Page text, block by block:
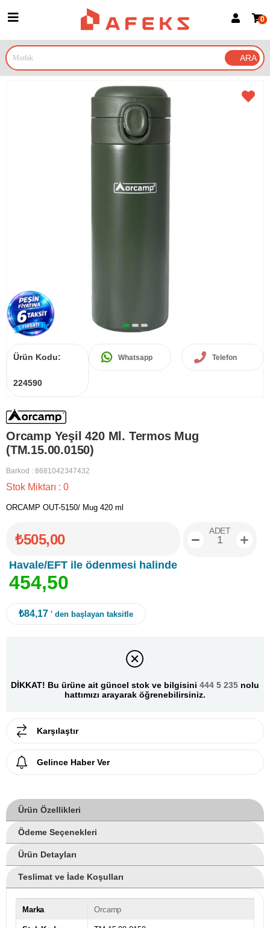
Google İle Bağlan
0
Ürün Kodu:
224590
Whatsapp Telefon
Orcamp Yeşil 420 Ml. Termos Mug
(TM.15.00.0150)
Barkod : 8681042347432
Stok Miktarı : 0
ORCAMP OUT-5150/ Mug 420 ml
₺505,00
Havale/EFT ile ödenmesi halinde
454,50
ADET
₺84,17 ' den başlayan taksitle
DİKKAT! Bu ürüne ait güncel stok ve bilgisini 444 5 235 nolu
hattımızı arayarak öğrenebilirsiniz.
Karşılaştır
Gelince Haber Ver
Ürün Özellikleri
Ödeme Seçenekleri
Ürün Detayları
Teslimat ve İade Koşulları
Marka Orcamp